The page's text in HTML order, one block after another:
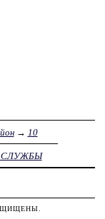
→ 10
СЛУЖБЫ